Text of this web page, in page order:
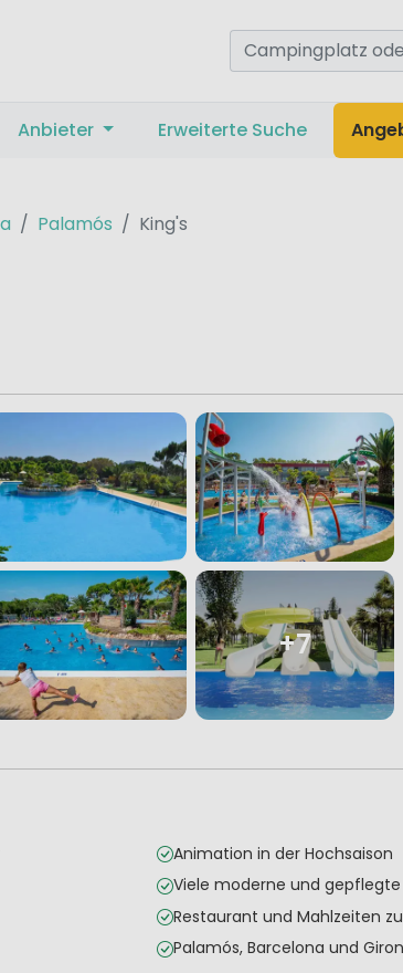
Anbieter Erweiterte Suche
Palamós King's
+7
Animation in der Hochsaison
Viele moderne und
Restaurant und Mahlzeiten
Palamós, Barcelona und